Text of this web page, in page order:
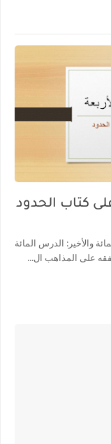
كتاب الحدود
والأخير: الدرس المائة
على المذاهب ال...